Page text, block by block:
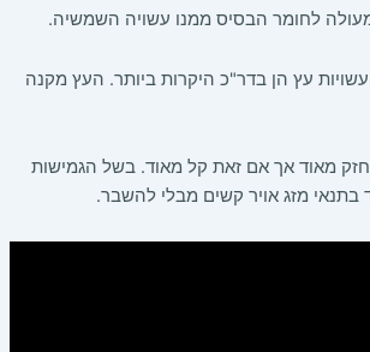
מעולה לחומר הבסיס ממנו עשויה השמשיה.
עץ הן בדר"כ היקרות ביותר. העץ מקנה
חזק מאוד אך אם זאת קל מאוד. בשל הגמישות
בתנאי מזג אויר קשים מבלי להשבר.